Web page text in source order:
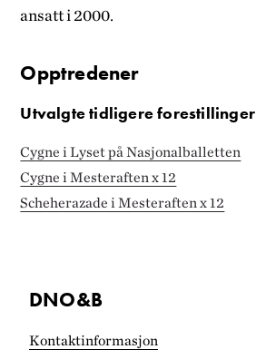
ansatt i 2000.
Opptredener
Utvalgte tidligere forestillinger
Cygne i Lyset på Nasjonalballetten
Cygne i Mesteraften x 12
Scheherazade i Mesteraften x 12
DNO&B
Kontaktinformasjon